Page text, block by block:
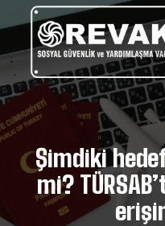
Şimdiki
mi?